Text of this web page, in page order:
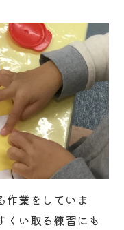
作業をしていま
くい取る練習にも